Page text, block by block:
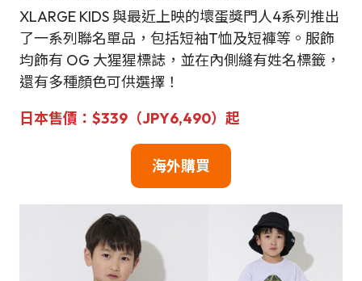
XLARGE KIDS 與最近上映的壞蛋獎門人4系列推出
了一系列聯名單品，包括短袖T恤及短褲等。服飾
均飾有 OG 大猩猩標誌，並在內側縫有姓名標籤，
還有多種顏色可供選擇！
日本售價：$339（JPY6,490）起
海外購買